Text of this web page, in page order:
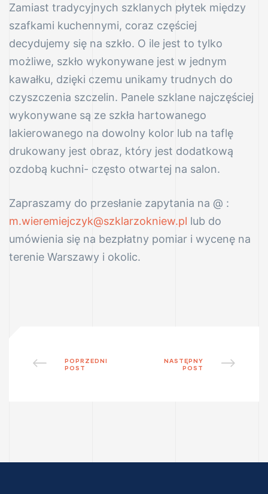
Zamiast tradycyjnych szklanych płytek między
szafkami kuchennymi, coraz częściej
decydujemy się na szkło. O ile jest to tylko
możliwe, szkło wykonywane jest w jednym
kawałku, dzięki czemu unikamy trudnych do
czyszczenia szczelin. Panele szklane najczęściej
wykonywane są ze szkła hartowanego
lakierowanego na dowolny kolor lub na taflę
drukowany jest obraz, który jest dodatkową
ozdobą kuchni- często otwartej na salon.
Zapraszamy do przesłanie zapytania na @ :
m.wieremiejczyk@szklarzokniew.pl lub do
umówienia się na bezpłatny pomiar i wycenę na
terenie Warszawy i okolic.
POPRZEDNI
POST
NASTĘPNY
POST